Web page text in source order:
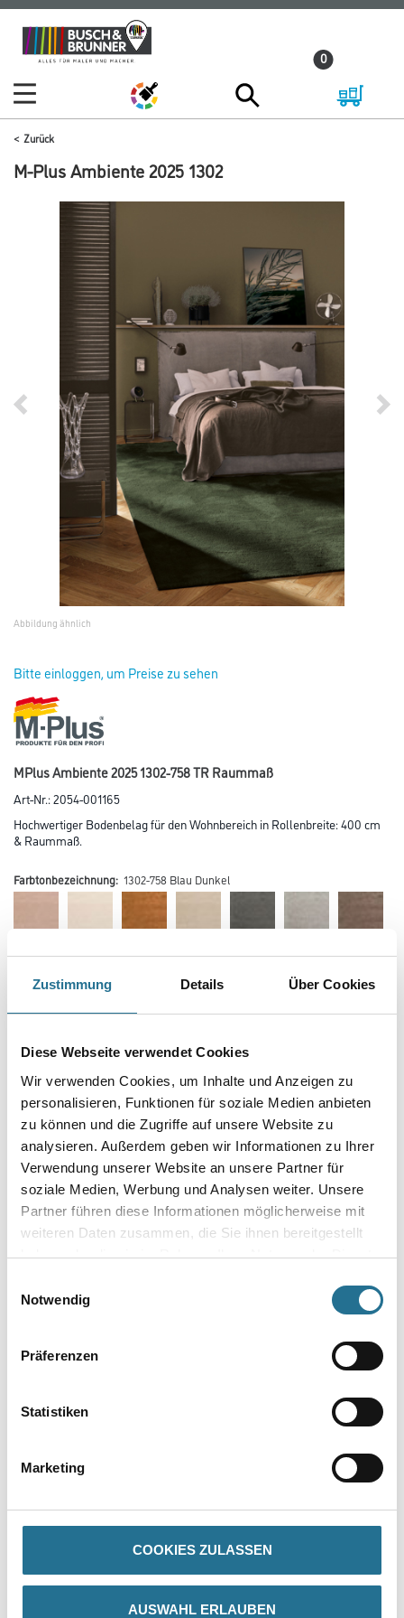
Zustimmung Details Über Cookies
Diese Webseite verwendet Cookies
Wir verwenden Cookies, um Inhalte und Anzeigen zu
personalisieren, Funktionen für soziale Medien anbieten
zu können und die Zugriffe auf unsere Website zu
analysieren. Außerdem geben wir Informationen zu Ihrer
Verwendung unserer Website an unsere Partner für
soziale Medien, Werbung und Analysen weiter. Unsere
Partner führen diese Informationen möglicherweise mit
weiteren Daten zusammen, die Sie ihnen bereitgestellt
haben oder die sie im Rahmen Ihrer Nutzung der Dienste
Notwendig
Präferenzen
Statistiken
Marketing
COOKIES ZULASSEN
AUSWAHL ERLAUBEN
Zum
Inhalt
Zum
Navigationsmenü
0
Zurück
M-Plus Ambiente 2025 1302
Abbildung ähnlich
Bitte einloggen, um Preise zu sehen
MPlus Ambiente 2025 1302-758 TR Raummaß
Art-Nr.:2054-001165
Hochwertiger Bodenbelag für den Wohnbereich in Rollenbreite: 400 cm
& Raummaß.
Farbtonbezeichnung: 1302-758 Blau Dunkel
Gebinde
Umrechnungsfaktoren
PRODUKTEIGENSCHAFTEN
GEFAHRENHINWEISE
DATENBLÄTTER